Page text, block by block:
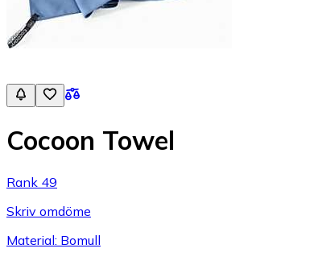
Cocoon Towel
Rank 49
Skriv omdöme
Material: Bomull